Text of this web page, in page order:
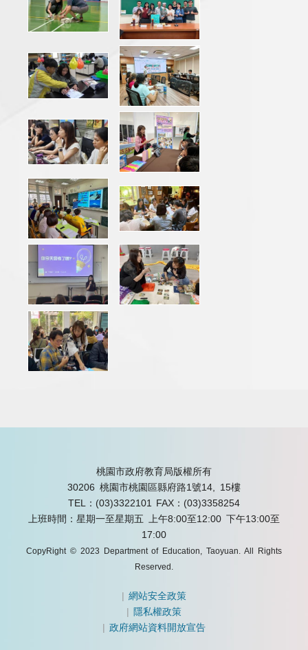
桃園市政府教育局版權所有
30206 桃園市桃園區縣府路1號14, 15樓
TEL：(03)3322101 FAX：(03)3358254
上班時間：星期一至星期五 上午8:00至12:00 下午13:00至
17:00
CopyRight © 2023 Department of Education, Taoyuan. All Rights
Reserved.
|網站安全政策
| 隱私權政策
|政府網站資料開放宣告